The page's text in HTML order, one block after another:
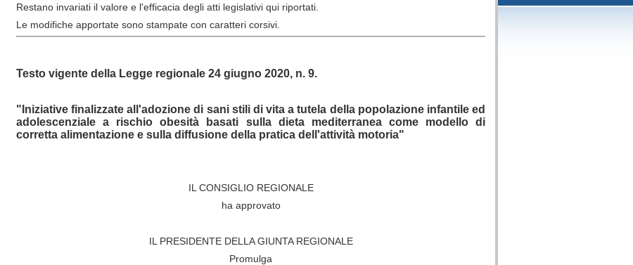
Restano invariati il valore e l'efficacia degli atti legislativi qui riportati.
Le modifiche apportate sono stampate con caratteri corsivi.
Testo vigente della Legge regionale 24 giugno 2020, n. 9.
"Iniziative finalizzate all'adozione di sani stili di vita a tutela della popolazione infantile ed
adolescenziale a rischio obesità basati sulla dieta mediterranea come modello di
corretta alimentazione e sulla diffusione della pratica dell'attività motoria"
IL CONSIGLIO REGIONALE
ha approvato
IL PRESIDENTE DELLA GIUNTA REGIONALE
Promulga